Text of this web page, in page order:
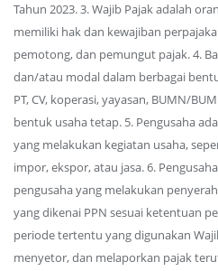
Tahun 2023. 3. Wajib Pajak adalah
memiliki hak dan kewajiban
pemotong, dan pemungut pajak. 4.
dan/atau modal dalam berbagai
PT, CV, koperasi, yayasan, BUMN/
bentuk usaha tetap. 5. Pengusaha
yang melakukan kegiatan usaha,
impor, ekspor, atau jasa. 6.
pengusaha yang melakukan
yang dikenai PPN sesuai ketentuan
periode tertentu yang digunakan
menyetor, dan melaporkan pajak